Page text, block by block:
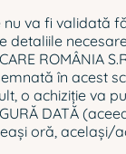
nu va fi validată
detaliile
ROMÂNIA
în acest
o achiziţie va
DATĂ
oră, acelaşi/